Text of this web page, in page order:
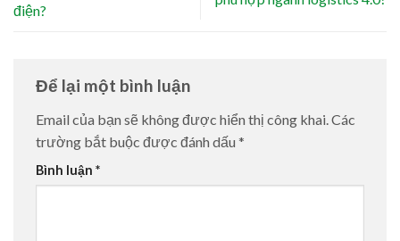
điện?
Để lại một bình luận
Email của bạn sẽ không được hiển thị công khai. Các
trường bắt buộc được đánh dấu *
Bình luận *